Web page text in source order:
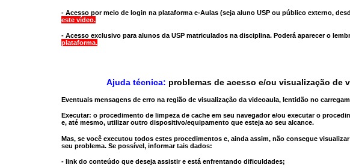
- Acesso por meio de login na plataforma e-Aulas (seja aluno USP ou público externo,
este vídeo.
- Acesso exclusivo para alunos da USP matriculados na disciplina. Poderá aparecer o
plataforma.
Ajuda técnica: problemas de acesso e/ou visualização de
Eventuais mensagens de erro na região de visualização da videoaula, lentidão no
Executar: o procedimento de limpeza de cache em seu navegador e/ou executar o
e, até mesmo, utilizar outro dispositivo/equipamento que esteja ao seu alcance.
Mas, se você executou todos estes procedimentos e, ainda assim, não consegue
seu problema. Se possível, informar tais dados:
- link do conteúdo que deseja assistir e está enfrentando dificuldades;